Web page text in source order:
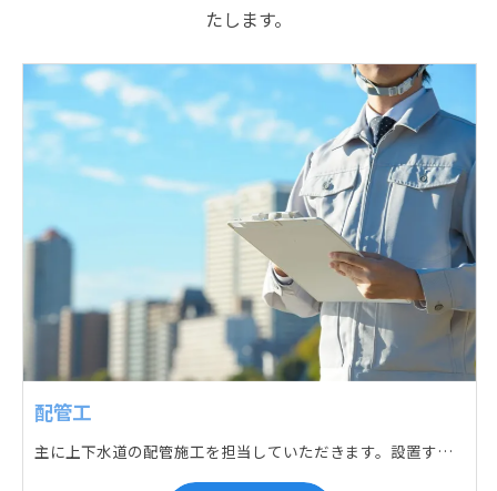
たします。
配管工
主に上下水道の配管施工を担当していただきます。設置する場所に応じて配管の形状や流れを工夫する管加工、ねじ切り、管締め、そして管据付作業になり、5人以上のチームで動くことが多いです。